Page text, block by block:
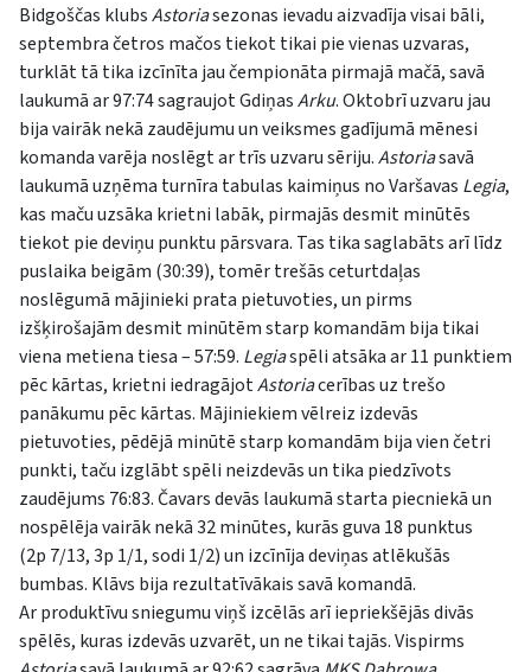
Bidgoščas klubsAstoriasezonas ievadu aizvadīja visai bāli,
septembra četros mačos tiekot tikai pie vienas uzvaras,
turklāt tā tika izcīnīta jau čempionāta pirmajā mačā, savā
laukumā ar 97:74 sagraujot GdiņasArku. Oktobrī uzvaru jau
bija vairāk nekā zaudējumu un veiksmes gadījumā mēnesi
komanda varēja noslēgt ar trīs uzvaru sēriju.Astoriasavā
laukumā uzņēma turnīra tabulas kaimiņus no Varšavas Legia,
kas maču uzsāka krietni labāk, pirmajās desmit minūtēs
tiekot pie deviņu punktu pārsvara. Tas tika saglabāts arī līdz
puslaika beigām (30:39), tomēr trešās ceturtdaļas
noslēgumā mājinieki prata pietuvoties, un pirms
izšķirošajām desmit minūtēm starp komandām bija tikai
viena metiena tiesa – 57:59. Legiaspēli atsāka ar 11 punktiem
pēc kārtas, krietni iedragājotAstoriacerības uz trešo
panākumu pēc kārtas. Mājiniekiem vēlreiz izdevās
pietuvoties, pēdējā minūtē starp komandām bija vien četri
punkti, taču izglābt spēli neizdevās un tika piedzīvots
zaudējums 76:83. Čavars devās laukumā starta piecniekā un
nospēlēja vairāk nekā 32 minūtes, kurās guva 18 punktus
(2p 7/13, 3p 1/1, sodi 1/2) un izcīnīja deviņas atlēkušās
bumbas. Klāvs bija rezultatīvākais savā komandā.
Ar produktīvu sniegumu viņš izcēlās arī iepriekšējās divās
spēlēs, kuras izdevās uzvarēt, un ne tikai tajās. Vispirms